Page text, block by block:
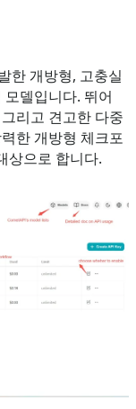
한 개방형, 고충실
델입니다. 뛰어
리고 견고한 다중
한 개방형 체크포
상으로 합니다.